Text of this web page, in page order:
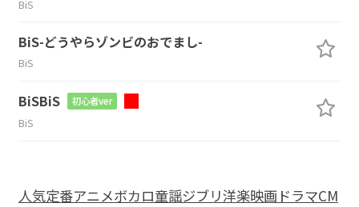
BiS
BiS-どうやらゾンビのおでまし-
BiS
BiSBiS 初心者ver
BiS
人気定番アニメボカロ童謡ジブリ洋楽映画ドラマCM